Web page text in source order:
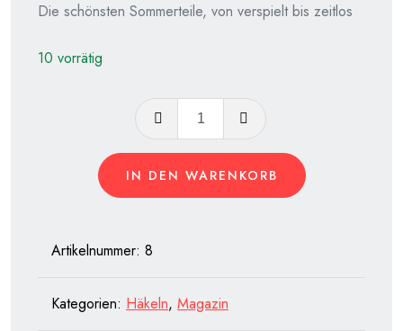
Die schönsten Sommerteile, von verspielt bis zeitlos
10 vorrätig
Häkeln
Nr.
8
Menge
IN DEN WARENKORB
Artikelnummer: 8
Kategorien: Häkeln, Magazin